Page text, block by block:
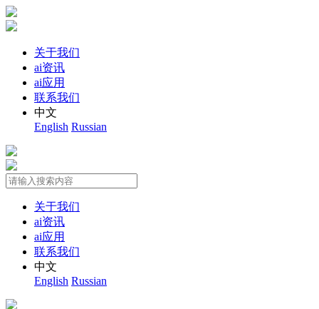
关于我们
ai资讯
ai应用
联系我们
中文
English Russian
关于我们
ai资讯
ai应用
联系我们
中文
English Russian